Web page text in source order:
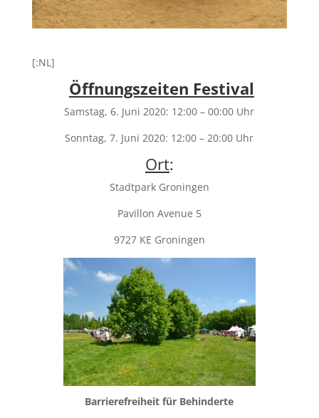
[:NL]
Öffnungszeiten Festival
Samstag, 6. Juni 2020: 12:00 – 00:00 Uhr
Sonntag, 7. Juni 2020: 12:00 – 20:00 Uhr
Ort:
Stadtpark Groningen
Pavillon Avenue 5
9727 KE Groningen
Barrierefreiheit für Behinderte